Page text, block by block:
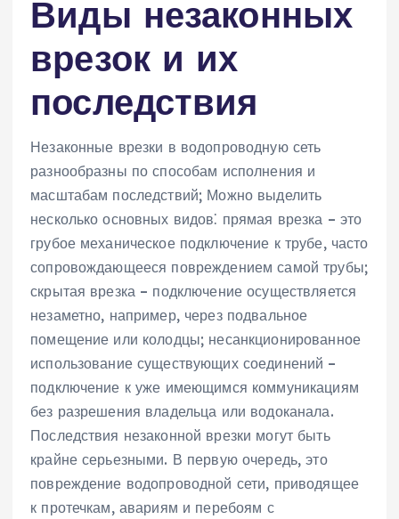
Виды незаконных
врезок и их
последствия
Незаконные врезки в водопроводную сеть
разнообразны по способам исполнения и
масштабам последствий; Можно выделить
несколько основных видов⁚ прямая врезка – это
грубое механическое подключение к трубе, часто
сопровождающееся повреждением самой трубы;
скрытая врезка – подключение осуществляется
незаметно, например, через подвальное
помещение или колодцы; несанкционированное
использование существующих соединений –
подключение к уже имеющимся коммуникациям
без разрешения владельца или водоканала.
Последствия незаконной врезки могут быть
крайне серьезными. В первую очередь, это
повреждение водопроводной сети, приводящее
к протечкам, авариям и перебоям с